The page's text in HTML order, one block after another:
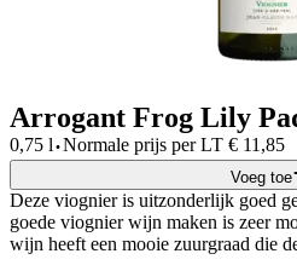
Arrogant Frog Lily
0,75 l·Normale prijs per LT € 11,85
Voeg toe
Deze viognier is uitzonderlijk goed
goede viognier wijn maken is zeer
wijn heeft een mooie zuurgraad die